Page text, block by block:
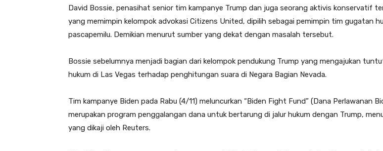
David Bossie, penasihat senior tim kampanye Trump dan juga seorang aktivis konservatif
yang memimpin kelompok advokasi Citizens United, dipilih sebagai pemimpin tim gugatan
pascapemilu. Demikian menurut sumber yang dekat dengan masalah tersebut.
Bossie sebelumnya menjadi bagian dari kelompok pendukung Trump yang mengajukan
hukum di Las Vegas terhadap penghitungan suara di Negara Bagian Nevada.
Tim kampanye Biden pada Rabu (4/11) meluncurkan “Biden Fight Fund” (Dana Perlawanan
merupakan program penggalangan dana untuk bertarung di jalur hukum dengan Trump,
yang dikaji oleh Reuters.